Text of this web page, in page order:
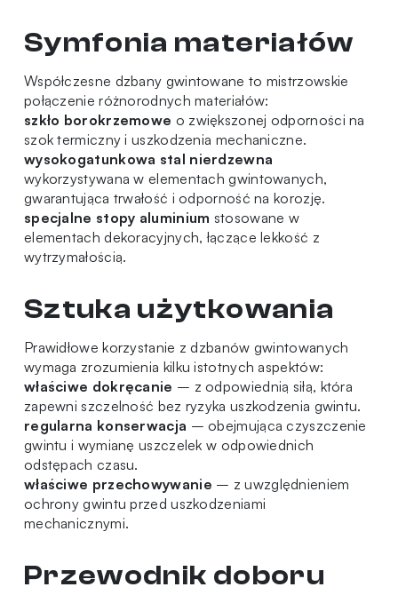
Symfonia materiałów
Współczesne dzbany gwintowane to mistrzowskie
połączenie różnorodnych materiałów:
szkło borokrzemowe o zwiększonej odporności na
szok termiczny i uszkodzenia mechaniczne.
wysokogatunkowa stal nierdzewna
wykorzystywana w elementach gwintowanych,
gwarantująca trwałość i odporność na korozję.
specjalne stopy aluminium stosowane w
elementach dekoracyjnych, łączące lekkość z
wytrzymałością.
Sztuka użytkowania
Prawidłowe korzystanie z dzbanów gwintowanych
wymaga zrozumienia kilku istotnych aspektów:
właściwe dokręcanie – z odpowiednią siłą, która
zapewni szczelność bez ryzyka uszkodzenia gwintu.
regularna konserwacja – obejmująca czyszczenie
gwintu i wymianę uszczelek w odpowiednich
odstępach czasu.
właściwe przechowywanie – z uwzględnieniem
ochrony gwintu przed uszkodzeniami
mechanicznymi.
Przewodnik doboru